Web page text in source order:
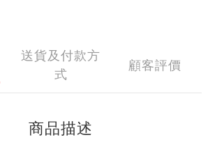
送貨及付款方
式
顧客評價
商品描述